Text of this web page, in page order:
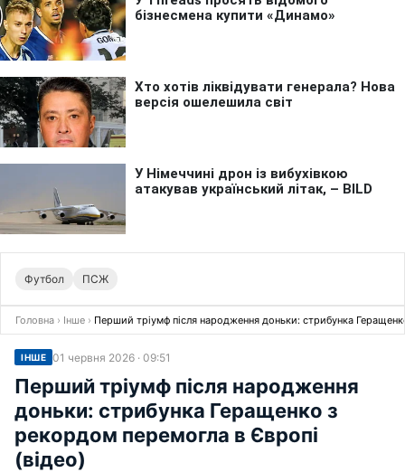
Футбол ПСЖ
Головна › Інше › Перший тріумф після народження доньки: стрибунка
ІНШЕ 01 червня 2026 · 09:51
Перший тріумф після народження
доньки: стрибунка Геращенко з
рекордом перемогла в Європі
(відео)